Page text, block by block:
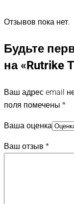
Отзывов пока нет.
Будьте
на «Rutrike
Ваш адрес email
поля помечены *
Ваша оценка
Ваш отзыв *